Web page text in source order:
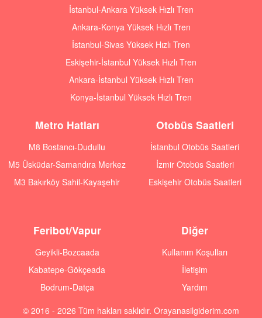
İstanbul-Ankara Yüksek Hızlı Tren
Ankara-Konya Yüksek Hızlı Tren
İstanbul-Sivas Yüksek Hızlı Tren
Eskişehir-İstanbul Yüksek Hızlı Tren
Ankara-İstanbul Yüksek Hızlı Tren
Konya-İstanbul Yüksek Hızlı Tren
Metro Hatları
M8 Bostancı-Dudullu
M5 Üsküdar-Samandıra Merkez
M3 Bakırköy Sahil-Kayaşehir
Otobüs Saatleri
İstanbul Otobüs Saatleri
İzmir Otobüs Saatleri
Eskişehir Otobüs Saatleri
Feribot/Vapur
Geyikli-Bozcaada
Kabatepe-Gökçeada
Bodrum-Datça
Diğer
Kullanım Koşulları
İletişim
Yardım
© 2016 - 2026 Tüm hakları saklıdır. Orayanasilgiderim.com